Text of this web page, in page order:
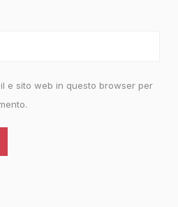
e sito web in questo browser per